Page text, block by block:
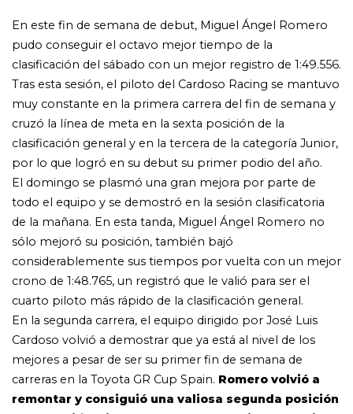
En este fin de semana de debut, Miguel Ángel Romero
pudo conseguir el octavo mejor tiempo de la
clasificación del sábado con un mejor registro de 1:49.556.
Tras esta sesión, el piloto del Cardoso Racing se mantuvo
muy constante en la primera carrera del fin de semana y
cruzó la línea de meta en la sexta posición de la
clasificación general y en la tercera de la categoría Junior,
por lo que logró en su debut su primer podio del año.
El domingo se plasmó una gran mejora por parte de
todo el equipo y se demostró en la sesión clasificatoria
de la mañana. En esta tanda, Miguel Ángel Romero no
sólo mejoró su posición, también bajó
considerablemente sus tiempos por vuelta con un mejor
crono de 1:48.765, un registró que le valió para ser el
cuarto piloto más rápido de la clasificación general.
En la segunda carrera, el equipo dirigido por José Luis
Cardoso volvió a demostrar que ya está al nivel de los
mejores a pesar de ser su primer fin de semana de
carreras en la Toyota GR Cup Spain. Romero volvió a
remontar y consiguió una valiosa segunda posición